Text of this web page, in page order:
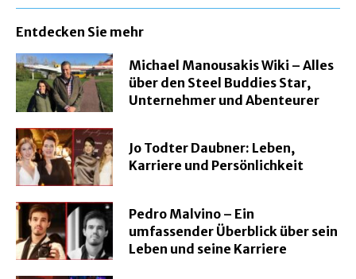
Entdecken Sie mehr
Michael Manousakis Wiki – Alles
über den Steel Buddies Star,
Unternehmer und Abenteurer
Jo Todter Daubner: Leben,
Karriere und Persönlichkeit
Pedro Malvino – Ein
umfassender Überblick über sein
Leben und seine Karriere